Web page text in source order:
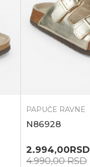
PAPUČE RAVNE
N86928
2.994,00RSD
4.990,00RSD